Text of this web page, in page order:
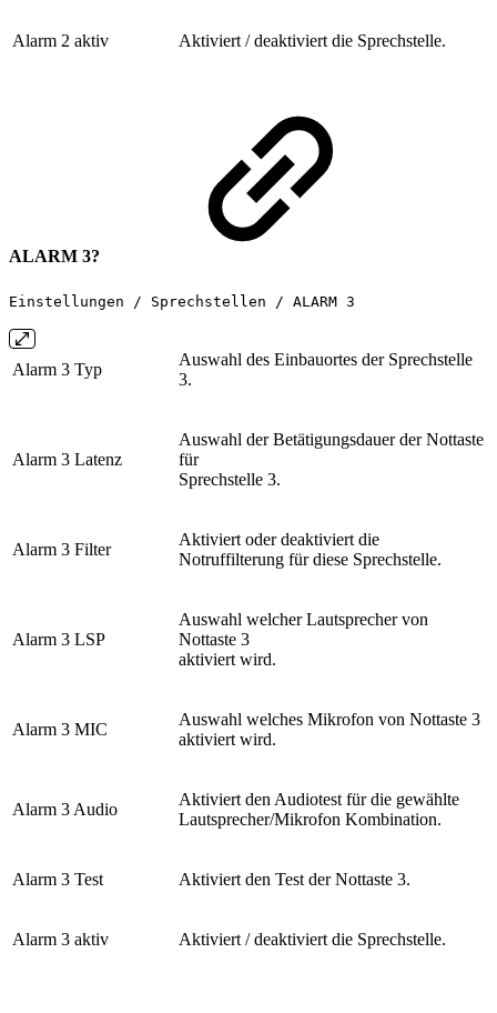
Alarm 2 aktiv Aktiviert / deaktiviert die Sprechstelle.
ALARM 3?
Einstellungen / Sprechstellen / ALARM 3
Alarm 3 Typ
Auswahl des Einbauortes der Sprechstelle
3.
Alarm 3 Latenz
Auswahl der Betätigungsdauer der Nottaste
für
Sprechstelle 3.
Alarm 3 Filter
Aktiviert oder deaktiviert die
Notruffilterung für diese Sprechstelle.
Alarm 3 LSP
Auswahl welcher Lautsprecher von
Nottaste 3
aktiviert wird.
Alarm 3 MIC
Auswahl welches Mikrofon von Nottaste 3
aktiviert wird.
Alarm 3 Audio
Aktiviert den Audiotest für die gewählte
Lautsprecher/Mikrofon Kombination.
Alarm 3 Test Aktiviert den Test der Nottaste 3.
Alarm 3 aktiv Aktiviert / deaktiviert die Sprechstelle.